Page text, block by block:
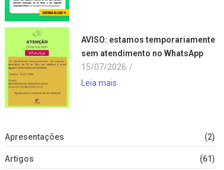
AVISO: estamos temporariamente
sem atendimento no WhatsApp
15/07/2026 /
Leia mais
Apresentações (2)
Artigos (61)